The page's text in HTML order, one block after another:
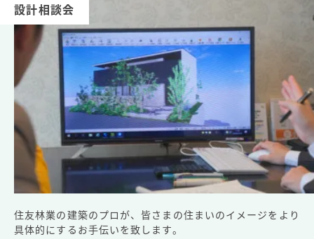
設計相談会
住友林業の建築のプロが、皆さまの住まいのイメージをより
具体的にするお手伝いを致します。